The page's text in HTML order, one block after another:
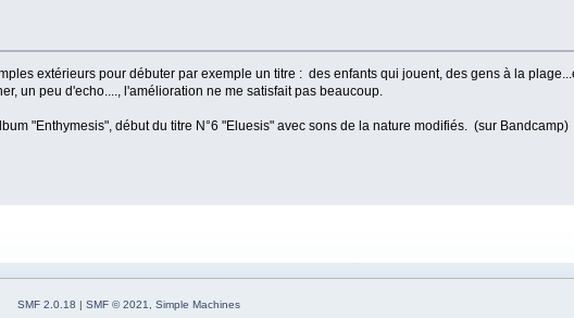
extérieurs pour débuter par exemple un titre : des enfants qui jouent, des gens à la
un peu d'echo...., l'amélioration ne me satisfait pas beaucoup.
"Enthymesis", début du titre N°6 "Eluesis" avec sons de la nature modifiés. (sur Bandcamp)
SMF 2.0.18 | SMF © 2021
Simple Machines